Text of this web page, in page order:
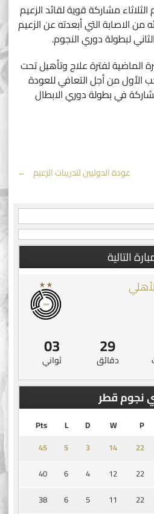
مشاركة قوية لقائد الزعيم
الاصابة التي أبعدته عن الزعيم
لبطولة دوري النجوم.
الماضية لفترة علاج وتأهيل تحت
الأول من أجل التعافي للعودة
في بطولة دوري الابطال
عودة الدوليين لتدريبات الزعيم →
التالية
29
دقائق
03
ثواني
نجوم قطر
P
W
D
L
Pts
‏22
14
3
5
45
22
12
4
6
40
22
11
5
6
38